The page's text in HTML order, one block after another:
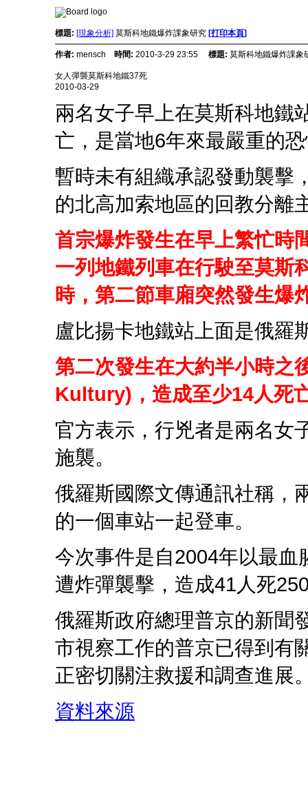
標題: [現象分析] 莫斯科地鐵爆炸課象研究 [打印本頁]
作者: mensch 時間: 2010-3-29 23:55 標題: 莫斯科地鐵爆炸課象
女人彈襲莫斯科地鐵37死
2010-03-29
兩名女子早上在莫斯科地鐵
亡，是當地6年來最嚴重的
暫時未有組織承認發動襲擊
的北高加索地區的回教分離
首宗爆炸發生在早上繁忙時
一列地鐵列車在行駛至莫斯
時，第二節車廂突然發生爆
盧比揚卡地鐵站上面是俄羅
第二次發生在大約半小時之
Kultury)，造成至少14人死
官方表示，行兇者是兩名女
施襲。
俄羅斯國際文傳通訊社稱，
的一個車站一起登車。
今次事件是自2004年以最
遭炸彈襲擊，造成41人死
俄羅斯政府總理普京的新聞
市視察工作的普京已得到有
正密切關注救援和調查進展
資料來源